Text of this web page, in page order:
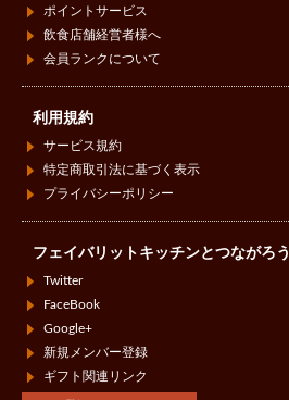
ポイントサービス
飲食店舗経営者様へ
会員ランクについて
利用規約
サービス規約
特定商取引法に基づく表示
プライバシーポリシー
フェイバリットキッチンとつながろう
Twitter
FaceBook
Google+
新規メンバー登録
ギフト関連リンク